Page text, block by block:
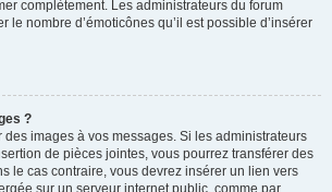
complètement. Les administrateurs du forum
le nombre d’émoticônes qu’il est possible d’insérer
?
images à vos messages. Si les administrateurs
de pièces jointes, vous pourrez transférer des
le cas contraire, vous devrez insérer un lien vers
sur un serveur internet public, comme par